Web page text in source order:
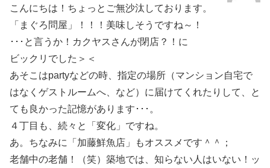
こんにちは！ちょっとご無沙汰しております。
「まぐろ問屋」！！！美味しそうですね～！
･･･と言うか！カクヤスさんが閉店？！に
ビックリでした＞＜
あそこはpartyなどの時、指定の場所（マンション自宅で
はなくゲストルームへ、など）に届けてくれたりして、と
ても良かった記憶があります･･･。
４丁目も、続々と「変化」ですね。
あ。ちなみに「加藤鮮魚店」もオススメです＾＾；
老舗中の老舗！（笑）築地では、知らない人はいない！ッ